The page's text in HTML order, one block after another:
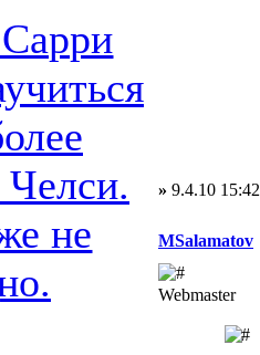
не
» 9.4.10 15:42
MSalamatov
Webmaster